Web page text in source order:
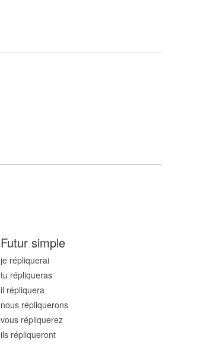
Futur simple
je répliquerai
tu répliqueras
il répliquera
nous répliquerons
vous répliquerez
ils répliqueront